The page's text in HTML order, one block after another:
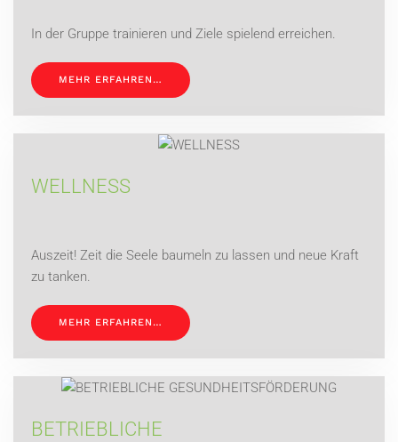
In der Gruppe trainieren und Ziele spielend erreichen.
MEHR ERFAHREN…
WELLNESS
Auszeit! Zeit die Seele baumeln zu lassen und neue Kraft
zu tanken.
MEHR ERFAHREN…
BETRIEBLICHE